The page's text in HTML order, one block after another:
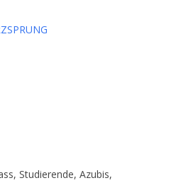
Studierende, Azubis,